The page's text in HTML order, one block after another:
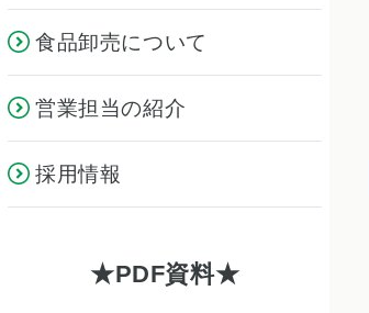
食品卸売について
営業担当の紹介
採用情報
PDF資料